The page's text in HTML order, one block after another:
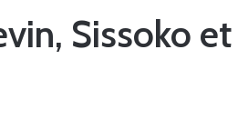
Sissoko